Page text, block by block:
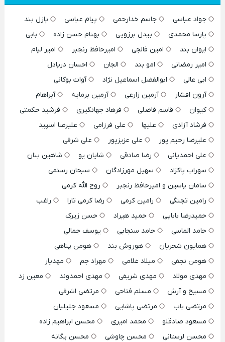
جواد عباسی جاسم خدارحمی پیام عباسی
پازل بند
پارسا محمدی
بیدل برزویی بهنام حسن زاده
بابی
ایوان بند
امین فالجی امیرحافظ رنجبر
امیر لیام
امیر رمضانی
امو بند الجان
احسان دریادل
ابی عالی
ابوالفضل اسماعیل نژاد
آوات بوکانی
آرون افشار
آرمین زارعی آرمین برمایه
آبراهام
کیوان
قاسم فاضلی فرهاد جهانگیری
فرشید حکمتی
فرشاد آزادی
علیها علی فرزامی
علیرضا اسپید
علیرضا رحیم پور
علی عزیزپور
علی شرفی
علی احمدیانی
رضا صادقی شایان یو
شاهین بنان
سهراب پاکزاد
سهیل مهرزادگان
سبحان رستمی
سامان یاسین و امیرحافظ رنجبر
روح الله کرمی
رامین تجنگی
رامین کرمی رضا کرمی تارا
راغب
حمیدرضا بابایی
حمید هیراد
حسن زیرک
حامد الماسی
حامد سنجابی
یوسف جمالی
همایون شجریان
هوروش بند
هومن پناهی
هومن نجفی
میلاد غلامی مهراد جم
مهدیار
مهدی مولاد
مهدی شریفی مهدی احمدوند
معین زد
مسیح و آرش
مسلم فتاحی
مرتضی اشرفی
مرتضی باب
مرتضی پاشایی
مسعود جلیلیان
مسعود صادقلو
محمد امیری
محسن ابراهیم زاده
محسن لرستانی
محسن چاوشی
محسن یگانه